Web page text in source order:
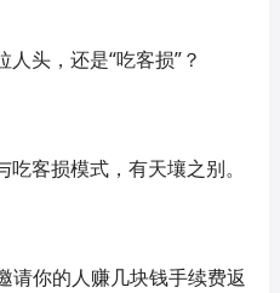
头，还是“吃客损”？
客损模式，有天壤之别。
请你的人赚几块钱手续费返